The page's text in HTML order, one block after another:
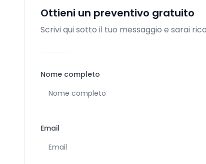
Ottieni un preventivo gratuito
Scrivi qui sotto il tuo messaggio e sarai
Nome completo
Email